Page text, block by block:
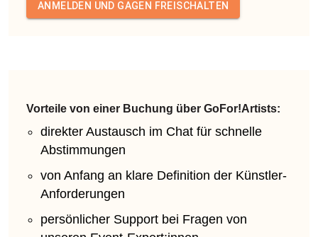
ANMELDEN UND GAGEN FREISCHALTEN
Vorteile von einer Buchung über GoFor!Artists:
direkter Austausch im Chat für schnelle
Abstimmungen
von Anfang an klare Definition der Künstler-
Anforderungen
persönlicher Support bei Fragen von